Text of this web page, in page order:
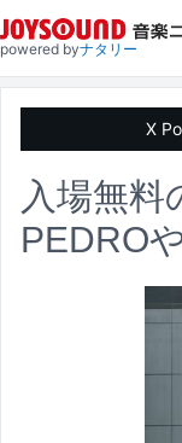
powered byナタリー
X
入場無料
PEDRO